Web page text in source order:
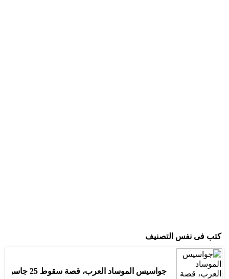
كتب فى نفس التصنيف
جواسيس الموساد العرب، قصة سقوط 25 جاسوساً عربياً للموساد